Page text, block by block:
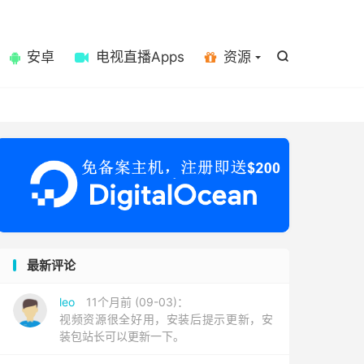

安卓 电视直播Apps 资源
最新评论
leo
11个月前 (09-03)：
视频资源很全好用，安装后提示更新，安
装包站长可以更新一下。